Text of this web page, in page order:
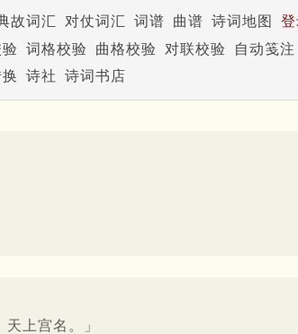
故词汇 对仗词汇 词谱 曲谱 诗词地图
词格校验 曲格校验 对联校验
自动笺注
诗社 诗词书店
上宫名。」